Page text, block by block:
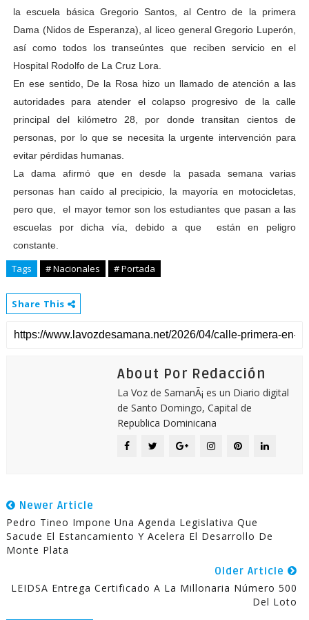
la escuela básica Gregorio Santos, al Centro de la primera
Dama (Nidos de Esperanza), al liceo general Gregorio Luperón,
así como todos los transeúntes que reciben servicio en el
Hospital Rodolfo de La Cruz Lora.
En ese sentido, De la Rosa hizo un llamado de atención a las
autoridades para atender el colapso progresivo de la calle
principal del kilómetro 28, por donde transitan cientos de
personas, por lo que se necesita la urgente intervención para
evitar pérdidas humanas.
La dama afirmó que en desde la pasada semana varias
personas han caído al precipicio, la mayoría en motocicletas,
pero que, el mayor temor son los estudiantes que pasan a las
escuelas por dicha vía, debido a que están en peligro
constante.
Tags # Nacionales # Portada
Share This
About Por Redacción
La Voz de SamanÃ¡ es un Diario digital
de Santo Domingo, Capital de
Republica Dominicana
Newer Article
Pedro Tineo Impone Una Agenda Legislativa Que
Sacude El Estancamiento Y Acelera El Desarrollo De
Monte Plata
Older Article
LEIDSA Entrega Certificado A La Millonaria Número 500
Del Loto